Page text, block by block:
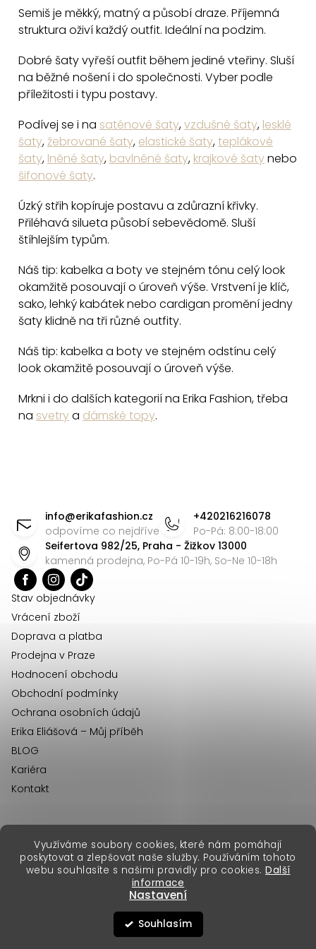
Využíváme soubory cookies, které nám pomáhají
poskytovat a zlepšovat naše služby. Používáním tohoto
webu souhlasíte s našimi pravidly pro cookies. Další
informace
Nastavení
Souhlasím
l
á
d
a
p
r
v
y
v
i
s
u
Semiš je měkký, matný a působí draze. Příjemná
struktura oživí každý outfit. Ideální na podzim.
Dobré šaty vyřeší outfit během jediné vteřiny. Sluší
na běžné nošení i do společnosti. Vyber podle
příležitosti i typu postavy.
Podívej se i na saténové šaty,vzdušné šaty, lesklé
šaty,žebrované šaty, elastické šaty,teplákové
šaty, lněné šaty, bavlněné šaty, krajkové šatynebo
šifonové šaty.
Úzký střih kopíruje postavu a zdůrazní křivky.
Přiléhavá silueta působí sebevědomě. Sluší
štíhlejším typům.
Náš tip: kabelka a boty ve stejném tónu celý look
okamžitě posouvají o úroveň výše. Vrstvení je klíč,
sako, lehký kabátek nebo cardigan promění jedny
šaty klidně na tři různé outfity.
Náš tip: kabelka a boty ve stejném odstínu celý
look okamžitě posouvají o úroveň výše.
Mrkni i do dalších kategorií na Erika Fashion, třeba
na svetrya dámské topy.
info@erikafashion.cz
odpovíme co nejdříve
+420216216078
Po-Pá: 8:00-18:00
Seifertova 982/25, Praha - Žižkov 13000
kamenná prodejna, Po-Pá 10-19h, So-Ne 10-18h
Stav objednávky
Vrácení zboží
Doprava a platba
Prodejna v Praze
Hodnocení obchodu
Obchodní podmínky
Ochrana osobních údajů
Erika Eliášová – Můj příběh
BLOG
Kariéra
Kontakt
Vytvořil Shoptet Premium
Copyright 2026Erika Fashion. Všechna práva vyhrazena.
erikafashion.sk